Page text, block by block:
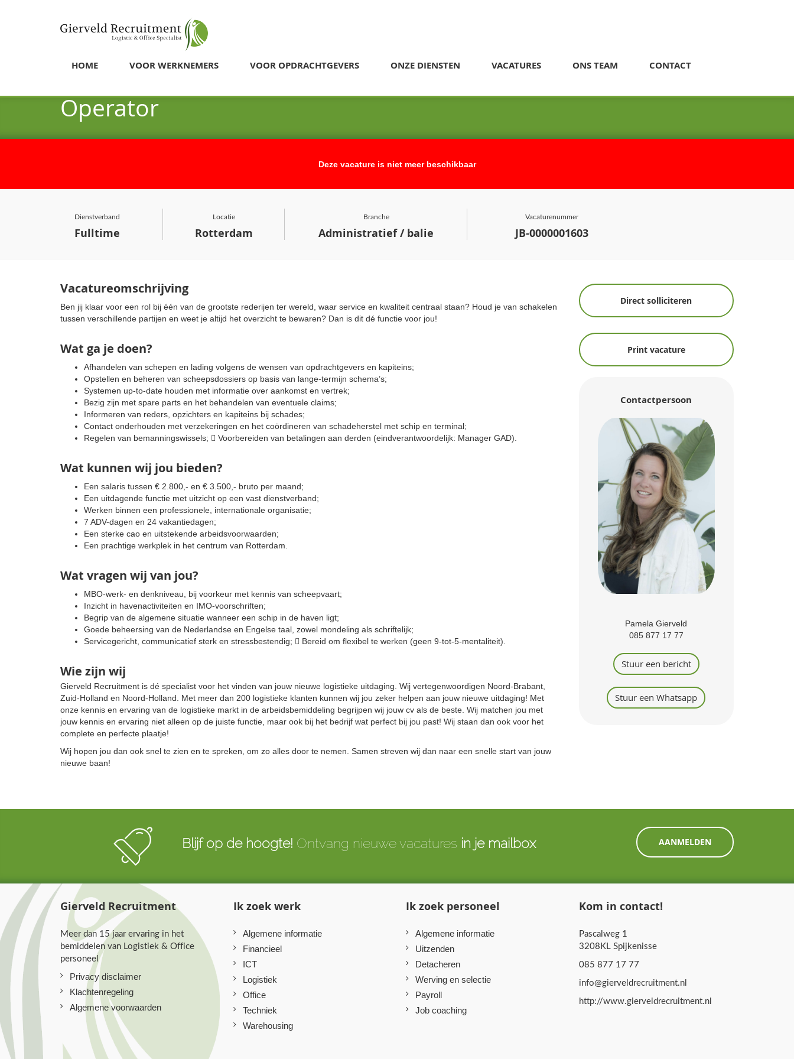
HOME VOOR WERKNEMERS VOOR OPDRACHTGEVERS ONZE DIENSTEN VACATURES ONS TEAM CONTACT
Operator
Deze vacature is niet meer beschikbaar
Dienstverband
Fulltime
Locatie
Rotterdam
Branche
Administratief / balie
Vacaturenummer
JB-0000001603
Vacatureomschrijving
Ben jij klaar voor een rol bij één van de grootste rederijen ter wereld, waar service en kwaliteit centraal staan? Houd je van schakelen
tussen verschillende partijen en weet je altijd het overzicht te bewaren? Dan is dit dé functie voor jou!
Wat ga je doen?
Afhandelen van schepen en lading volgens de wensen van opdrachtgevers en kapiteins;
Opstellen en beheren van scheepsdossiers op basis van lange-termijn schema’s;
Systemen up-to-date houden met informatie over aankomst en vertrek;
Bezig zijn met spare parts en het behandelen van eventuele claims;
Informeren van reders, opzichters en kapiteins bij schades;
Contact onderhouden met verzekeringen en het coördineren van schadeherstel met schip en terminal;
Regelen van bemanningswissels;  Voorbereiden van betalingen aan derden (eindverantwoordelijk: Manager GAD).
Wat kunnen wij jou bieden?
Een salaris tussen € 2.800,- en € 3.500,- bruto per maand;
Een uitdagende functie met uitzicht op een vast dienstverband;
Werken binnen een professionele, internationale organisatie;
7 ADV-dagen en 24 vakantiedagen;
Een sterke cao en uitstekende arbeidsvoorwaarden;
Een prachtige werkplek in het centrum van Rotterdam.
Wat vragen wij van jou?
MBO-werk- en denkniveau, bij voorkeur met kennis van scheepvaart;
Inzicht in havenactiviteiten en IMO-voorschriften;
Begrip van de algemene situatie wanneer een schip in de haven ligt;
Goede beheersing van de Nederlandse en Engelse taal, zowel mondeling als schriftelijk;
Servicegericht, communicatief sterk en stressbestendig;  Bereid om flexibel te werken (geen 9-tot-5-mentaliteit).
Wie zijn wij
Gierveld Recruitment is dé specialist voor het vinden van jouw nieuwe logistieke uitdaging. Wij vertegenwoordigen Noord-Brabant,
Zuid-Holland en Noord-Holland. Met meer dan 200 logistieke klanten kunnen wij jou zeker helpen aan jouw nieuwe uitdaging! Met
onze kennis en ervaring van de logistieke markt in de arbeidsbemiddeling begrijpen wij jouw cv als de beste. Wij matchen jou met
jouw kennis en ervaring niet alleen op de juiste functie, maar ook bij het bedrijf wat perfect bij jou past! Wij staan dan ook voor het
complete en perfecte plaatje!
Wij hopen jou dan ook snel te zien en te spreken, om zo alles door te nemen. Samen streven wij dan naar een snelle start van jouw
nieuwe baan!
Direct solliciteren
Print vacature
Contactpersoon
Pamela Gierveld
085 877 17 77
Stuur een bericht
Stuur een Whatsapp
Blijf op de hoogte! Ontvang nieuwe vacatures in je mailbox AANMELDEN
Gierveld Recruitment
Meer dan 15 jaar ervaring in het
bemiddelen van Logistiek & Office
personeel
Privacy disclaimer
Klachtenregeling
Algemene voorwaarden
Ik zoek werk
Algemene informatie
Financieel
ICT
Logistiek
Office
Techniek
Warehousing
Ik zoek personeel
Algemene informatie
Uitzenden
Detacheren
Werving en selectie
Payroll
Job coaching
Kom in contact!
Pascalweg 1
3208KL Spijkenisse
085 877 17 77
info@gierveldrecruitment.nl
http://www.gierveldrecruitment.nl